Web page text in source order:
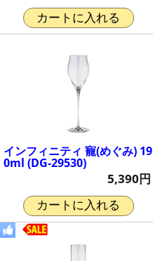
カートに入れる
インフィニティ 寵(めぐみ) 19
0ml (DG-29530)
5,390円
カートに入れる